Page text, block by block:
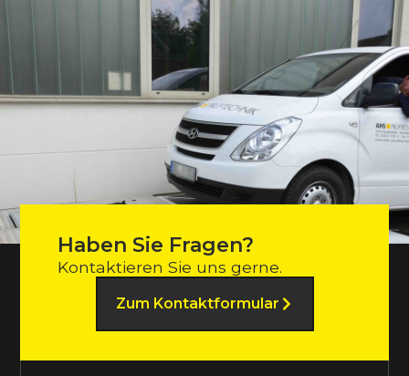
Haben Sie Fragen?
Kontaktieren Sie uns gerne.
Zum Kontaktformular